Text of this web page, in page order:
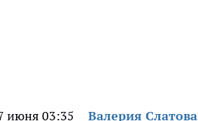
июня 03:35 Валерия Слатова